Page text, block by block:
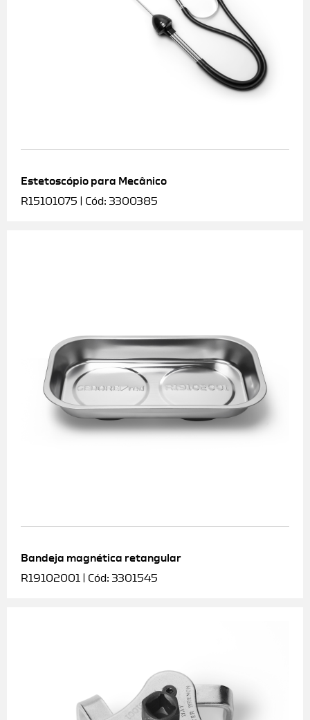
Estetoscópio para Mecânico
R15101075 | Cód: 3300385
Bandeja magnética retangular
R19102001 | Cód: 3301545